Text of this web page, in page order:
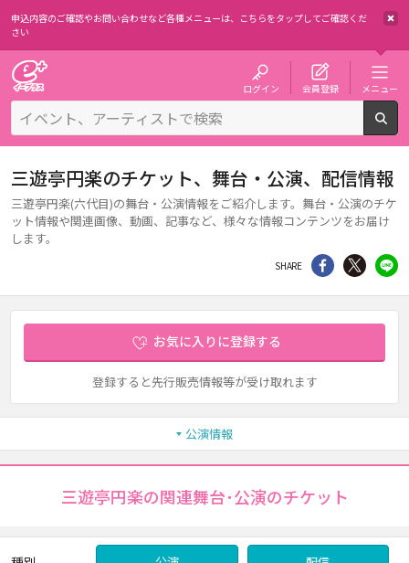
申込内容のご確認やお問い合わせなど各種メニューは、 こちらをタップしてご確認くだ
さい
ログイン 会員登録 メニュー
三遊亭円楽のチケット、舞台・公演、配信情報
三遊亭円楽(六代目)の舞台・公演情報をご紹介します。舞台・公演のチケ
ット情報や関連画像、動画、記事など、様々な情報コンテンツをお届け
します。
SHARE シェア Twitter
お気に入りに登録する
登録すると先行販売情報等が受け取れます
公演情報
三遊亭円楽の関連舞台･公演のチケット